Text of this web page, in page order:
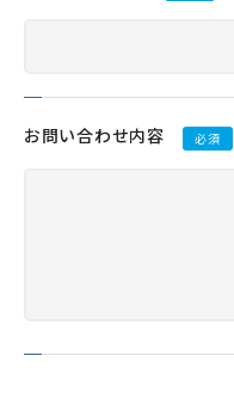
お問い合わせ内容 必須